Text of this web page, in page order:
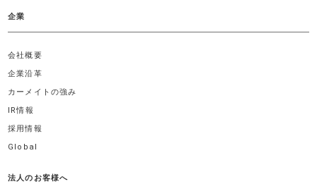
企業
会社概要
企業沿革
カーメイトの強み
IR情報
採用情報
Global
法人のお客様へ